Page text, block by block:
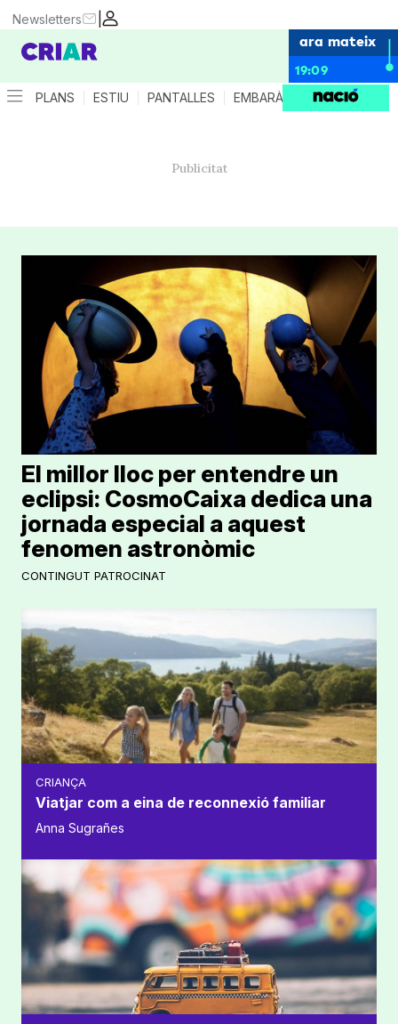
|
Newsletters
ara mateix
19:09
PLANS ESTIU PANTALLES EMBARÀS CRIANÇA
CONTINGUT PATROCINAT
El millor lloc per entendre un
eclipsi: CosmoCaixa dedica una
jornada especial a aquest
fenomen astronòmic
CRIANÇA
Viatjar com a eina de reconnexió familiar
Anna Sugrañes